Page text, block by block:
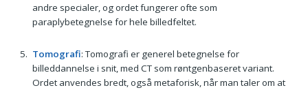
andre specialer, og ordet fungerer ofte som
paraplybetegnelse for hele billedfeltet.
Tomografi: Tomografi er generel betegnelse for
billeddannelse i snit, med CT som røntgenbaseret variant.
Ordet anvendes bredt, også metaforisk, når man taler om at